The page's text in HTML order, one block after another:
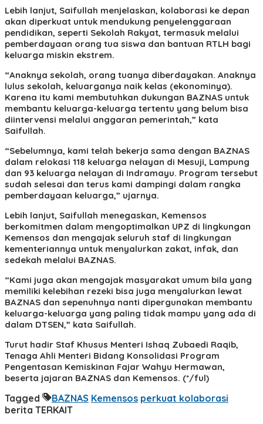
Lebih lanjut, Saifullah menjelaskan, kolaborasi ke depan
akan diperkuat untuk mendukung penyelenggaraan
pendidikan, seperti Sekolah Rakyat, termasuk melalui
pemberdayaan orang tua siswa dan bantuan RTLH bagi
keluarga miskin ekstrem.
“Anaknya sekolah, orang tuanya diberdayakan. Anaknya
lulus sekolah, keluarganya naik kelas (ekonominya).
Karena itu kami membutuhkan dukungan BAZNAS untuk
membantu keluarga-keluarga tertentu yang belum bisa
diintervensi melalui anggaran pemerintah,” kata
Saifullah.
“Sebelumnya, kami telah bekerja sama dengan BAZNAS
dalam relokasi 118 keluarga nelayan di Mesuji, Lampung
dan 93 keluarga nelayan di Indramayu. Program tersebut
sudah selesai dan terus kami dampingi dalam rangka
pemberdayaan keluarga,” ujarnya.
Lebih lanjut, Saifullah menegaskan, Kemensos
berkomitmen dalam mengoptimalkan UPZ di lingkungan
Kemensos dan mengajak seluruh staf di lingkungan
kementeriannya untuk menyalurkan zakat, infak, dan
sedekah melalui BAZNAS.
“Kami juga akan mengajak masyarakat umum bila yang
memiliki kelebihan rezeki bisa juga menyalurkan lewat
BAZNAS dan sepenuhnya nanti dipergunakan membantu
keluarga-keluarga yang paling tidak mampu yang ada di
dalam DTSEN,” kata Saifullah.
Turut hadir Staf Khusus Menteri Ishaq Zubaedi Raqib,
Tenaga Ahli Menteri Bidang Konsolidasi Program
Pengentasan Kemiskinan Fajar Wahyu Hermawan,
beserta jajaran BAZNAS dan Kemensos. (*/ful)
Tagged BAZNAS Kemensos perkuat kolaborasi
berita TERKAIT